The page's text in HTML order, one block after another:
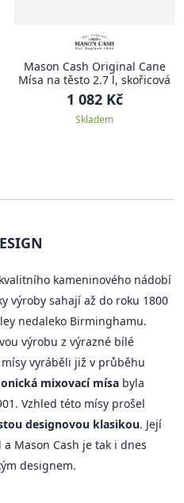
Mason Cash Original Cane
Mísa na těsto 2.7 l, skořicová
1 082 Kč
Skladem
kameninového nádobí
výroby sahají až do roku 1800
nedaleko Birminghamu.
výrobu z výrazné bílé
vyráběli již v průběhu
mixovací mísa byla
Vzhled této mísy prošel
designovou klasikou. Její
Mason Cash je tak i dnes
designem.